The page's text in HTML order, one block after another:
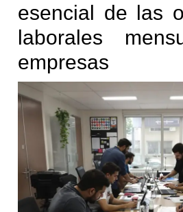
esencial de las
laborales
empresas